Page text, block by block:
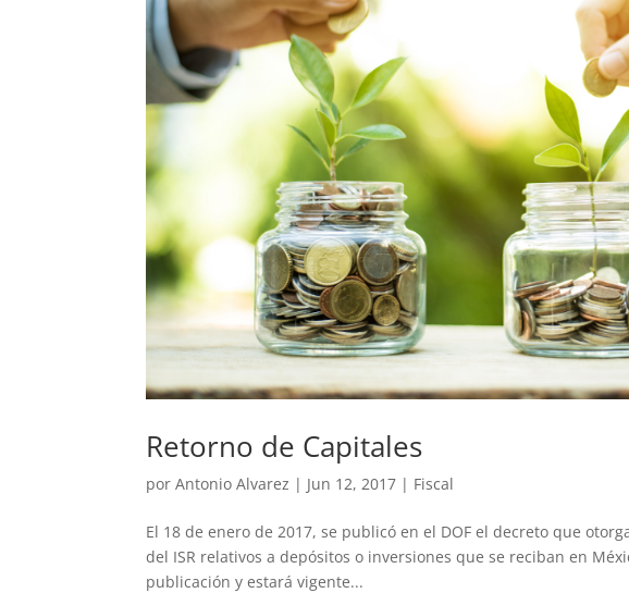
Retorno de Capitales
porAntonio Alvarez | Jun 12, 2017 | Fiscal
El 18 de enero de 2017, se publicó en el DOF el decreto que
del ISR relativos a depósitos o inversiones que se reciban en
publicación y estará vigente...